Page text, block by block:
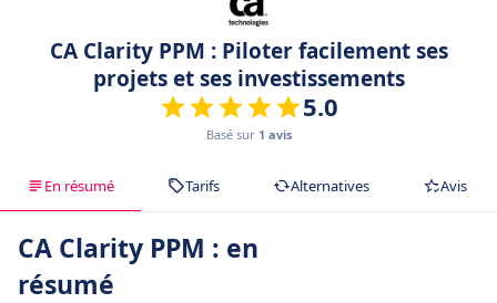
CA Clarity PPM : Piloter facilement ses
projets et ses investissements
5.0
Basé sur 1 avis
En résumé Tarifs Alternatives Avis
CA Clarity PPM : en
résumé